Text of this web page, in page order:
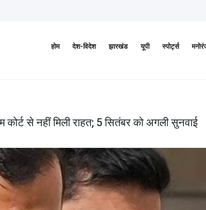
होम देश-विदेश झारखंड यूपी स्पोर्ट्स
से नहीं मिली राहत; 5 सितंबर को अगली सुनवाई